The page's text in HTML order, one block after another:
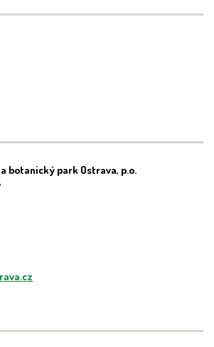
botanický park Ostrava, p.o.